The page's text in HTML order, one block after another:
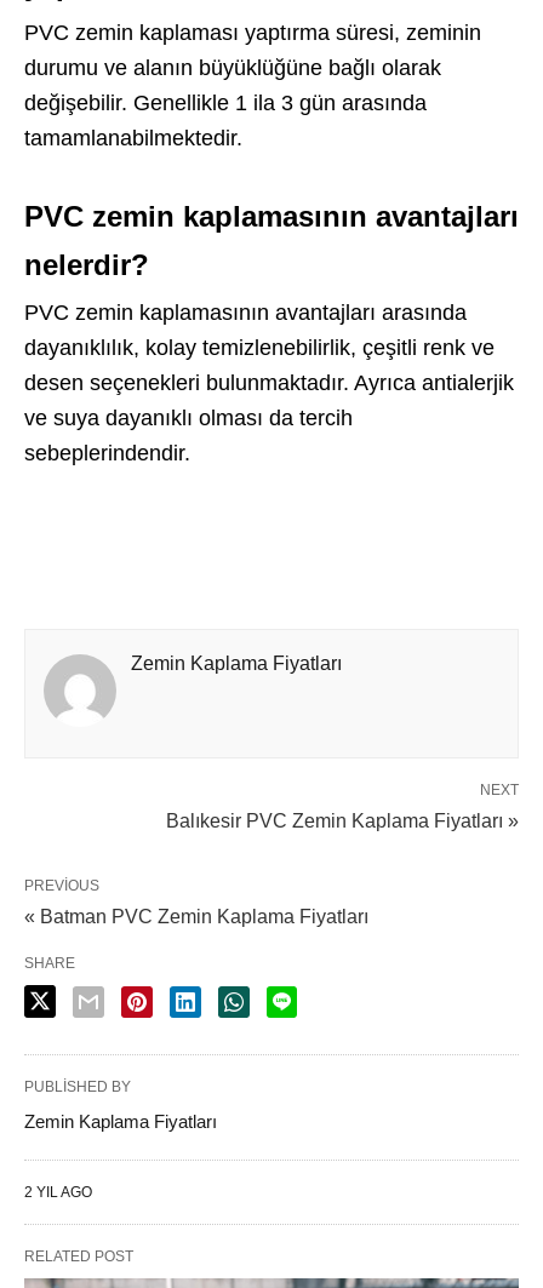
PVC zemin kaplaması yaptırma süresi, zeminin
durumu ve alanın büyüklüğüne bağlı olarak
değişebilir. Genellikle 1 ila 3 gün arasında
tamamlanabilmektedir.
PVC zemin kaplamasının avantajları
nelerdir?
PVC zemin kaplamasının avantajları arasında
dayanıklılık, kolay temizlenebilirlik, çeşitli renk ve
desen seçenekleri bulunmaktadır. Ayrıca antialerjik
ve suya dayanıklı olması da tercih
sebeplerindendir.
Zemin Kaplama Fiyatları
NEXT
Balıkesir PVC Zemin Kaplama Fiyatları »
PREVIOUS
« Batman PVC Zemin Kaplama Fiyatları
SHARE
PUBLISHED BY
Zemin Kaplama Fiyatları
2 YIL AGO
RELATED POST